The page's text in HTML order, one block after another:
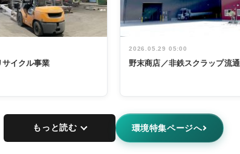
サイクル事業
2026.05.29 05:00
野末商店／非鉄スクラップ流通
もっと読む 環境特集ページへ